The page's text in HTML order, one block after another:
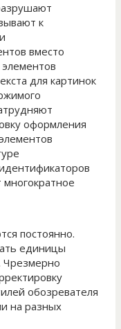
к
вместо
для картинок
оформления
многократное
постоянно.
единицы
Чрезмерно
обозревателя
на разных